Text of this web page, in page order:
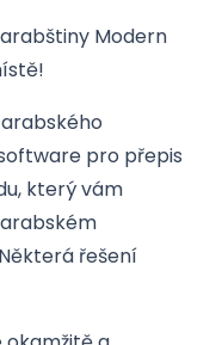
Modern
pro přepis
který vám
řešení